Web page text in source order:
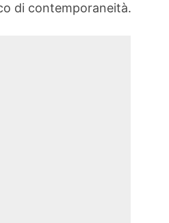
di contemporaneità.